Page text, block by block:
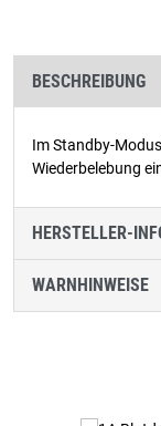
BESCHREIBUNG
Im Standby-
Wiederbelebung
HERSTELLER-
WARNHINWEISE